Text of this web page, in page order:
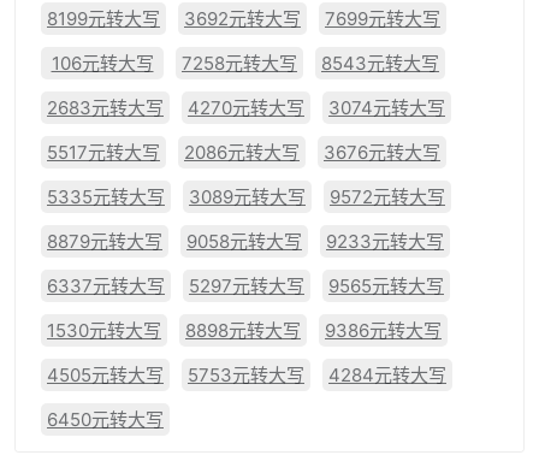
8199元转大写
3692元转大写
7699元转大写
106元转大写
7258元转大写
8543元转大写
2683元转大写
4270元转大写
3074元转大写
5517元转大写
2086元转大写
3676元转大写
5335元转大写
3089元转大写
9572元转大写
8879元转大写
9058元转大写
9233元转大写
6337元转大写
5297元转大写
9565元转大写
1530元转大写
8898元转大写
9386元转大写
4505元转大写
5753元转大写
4284元转大写
6450元转大写